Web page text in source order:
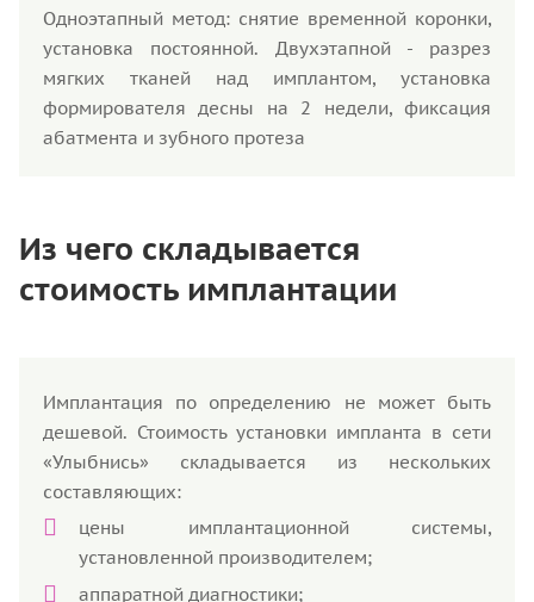
Одноэтапный метод: снятие временной коронки,
установка постоянной. Двухэтапной - разрез
мягких тканей над имплантом, установка
формирователя десны на 2 недели, фиксация
абатмента и зубного протеза
Из чего складывается
стоимость имплантации
Имплантация по определению не может быть
дешевой. Стоимость установки импланта в сети
«Улыбнись» складывается из нескольких
составляющих:
цены имплантационной системы,
установленной производителем;
аппаратной диагностики;